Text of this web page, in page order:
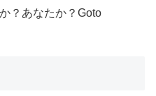
？あなたか？Goto